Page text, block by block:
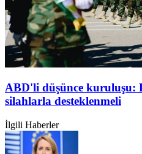
ABD'li düşünce kuruluşu:
silahlarla desteklenmeli
İlgili Haberler